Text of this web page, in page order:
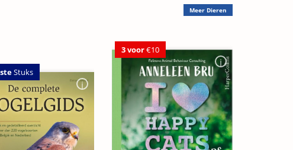
Meer Dieren
Stuks
3 voor€10